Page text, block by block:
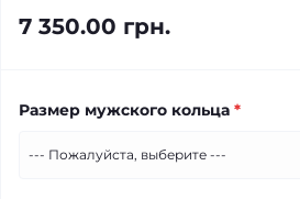
7 350.00 грн.
Размер мужского кольца *